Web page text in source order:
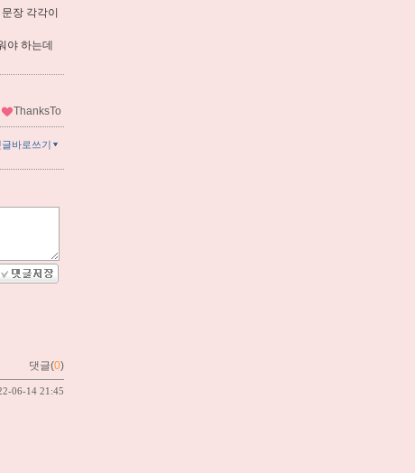
장 각각이
야 하는데
ThanksTo
글바로쓰기
댓글(0)
06-14 21:45